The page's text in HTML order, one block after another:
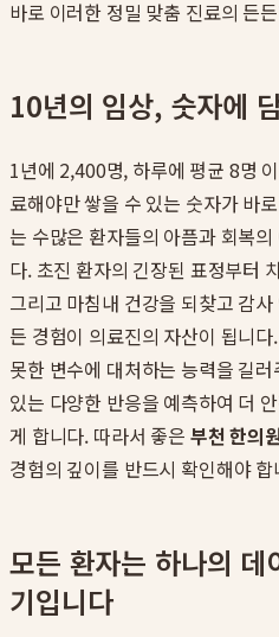
바로 이러한 정밀 맞춤 진료의 든
10년의 임상, 숫자에
1년에 2,400명, 하루에 평균 8명
료해야만 쌓을 수 있는 숫자가 바
는 수많은 환자들의 아픔과 회복
다. 초진 환자의 긴장된 표정부터
그리고 마침내 건강을 되찾고 감
든 경험이 의료진의 자산이 됩니
못한 변수에 대처하는 능력을 길
있는 다양한 반응을 예측하여 더
게 합니다. 따라서 좋은 부천 한의
경험의 깊이를 반드시 확인해야 합
모든 환자는 하나의 데
기입니다